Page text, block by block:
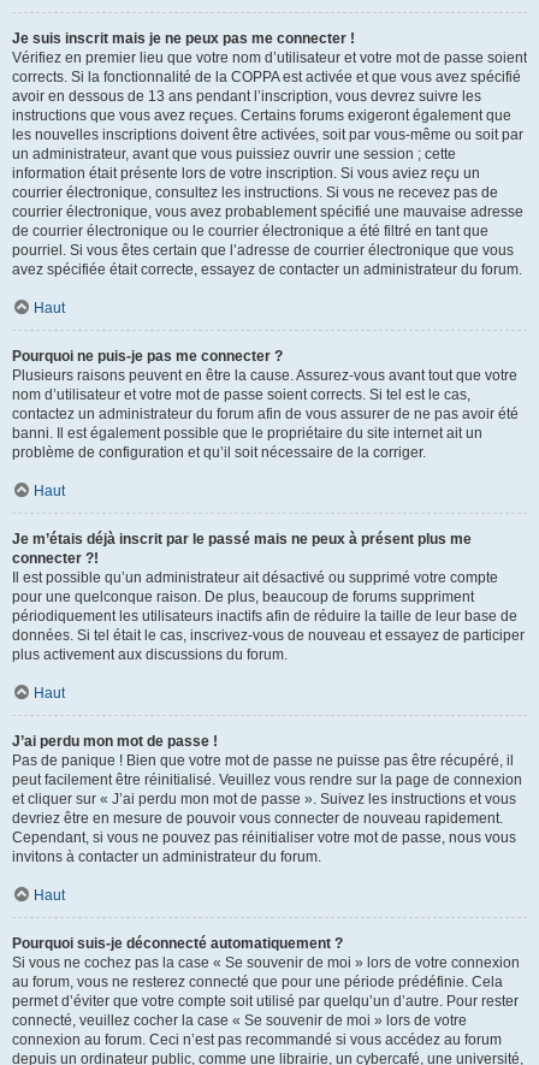
Je suis inscrit mais je ne peux pas me connecter !
Vérifiez en premier lieu que votre nom d’utilisateur et votre mot de passe soient
corrects. Si la fonctionnalité de la COPPA est activée et que vous avez spécifié
avoir en dessous de 13 ans pendant l’inscription, vous devrez suivre les
instructions que vous avez reçues. Certains forums exigeront également que
les nouvelles inscriptions doivent être activées, soit par vous-même ou soit par
un administrateur, avant que vous puissiez ouvrir une session ; cette
information était présente lors de votre inscription. Si vous aviez reçu un
courrier électronique, consultez les instructions. Si vous ne recevez pas de
courrier électronique, vous avez probablement spécifié une mauvaise adresse
de courrier électronique ou le courrier électronique a été filtré en tant que
pourriel. Si vous êtes certain que l’adresse de courrier électronique que vous
avez spécifiée était correcte, essayez de contacter un administrateur du forum.
Haut
Pourquoi ne puis-je pas me connecter ?
Plusieurs raisons peuvent en être la cause. Assurez-vous avant tout que votre
nom d’utilisateur et votre mot de passe soient corrects. Si tel est le cas,
contactez un administrateur du forum afin de vous assurer de ne pas avoir été
banni. Il est également possible que le propriétaire du site internet ait un
problème de configuration et qu’il soit nécessaire de la corriger.
Haut
Je m’étais déjà inscrit par le passé mais ne peux à présent plus me
connecter ?!
Il est possible qu’un administrateur ait désactivé ou supprimé votre compte
pour une quelconque raison. De plus, beaucoup de forums suppriment
périodiquement les utilisateurs inactifs afin de réduire la taille de leur base de
données. Si tel était le cas, inscrivez-vous de nouveau et essayez de participer
plus activement aux discussions du forum.
Haut
J’ai perdu mon mot de passe !
Pas de panique ! Bien que votre mot de passe ne puisse pas être récupéré, il
peut facilement être réinitialisé. Veuillez vous rendre sur la page de connexion
et cliquer sur « J’ai perdu mon mot de passe ». Suivez les instructions et vous
devriez être en mesure de pouvoir vous connecter de nouveau rapidement.
Cependant, si vous ne pouvez pas réinitialiser votre mot de passe, nous vous
invitons à contacter un administrateur du forum.
Haut
Pourquoi suis-je déconnecté automatiquement ?
Si vous ne cochez pas la case « Se souvenir de moi » lors de votre connexion
au forum, vous ne resterez connecté que pour une période prédéfinie. Cela
permet d’éviter que votre compte soit utilisé par quelqu’un d’autre. Pour rester
connecté, veuillez cocher la case « Se souvenir de moi » lors de votre
connexion au forum. Ceci n’est pas recommandé si vous accédez au forum
depuis un ordinateur public, comme une librairie, un cybercafé, une université,